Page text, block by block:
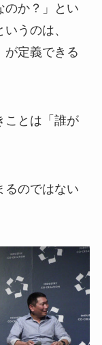
のか？」とい
うのは、
が定義できる
ことは「誰が
るのではない